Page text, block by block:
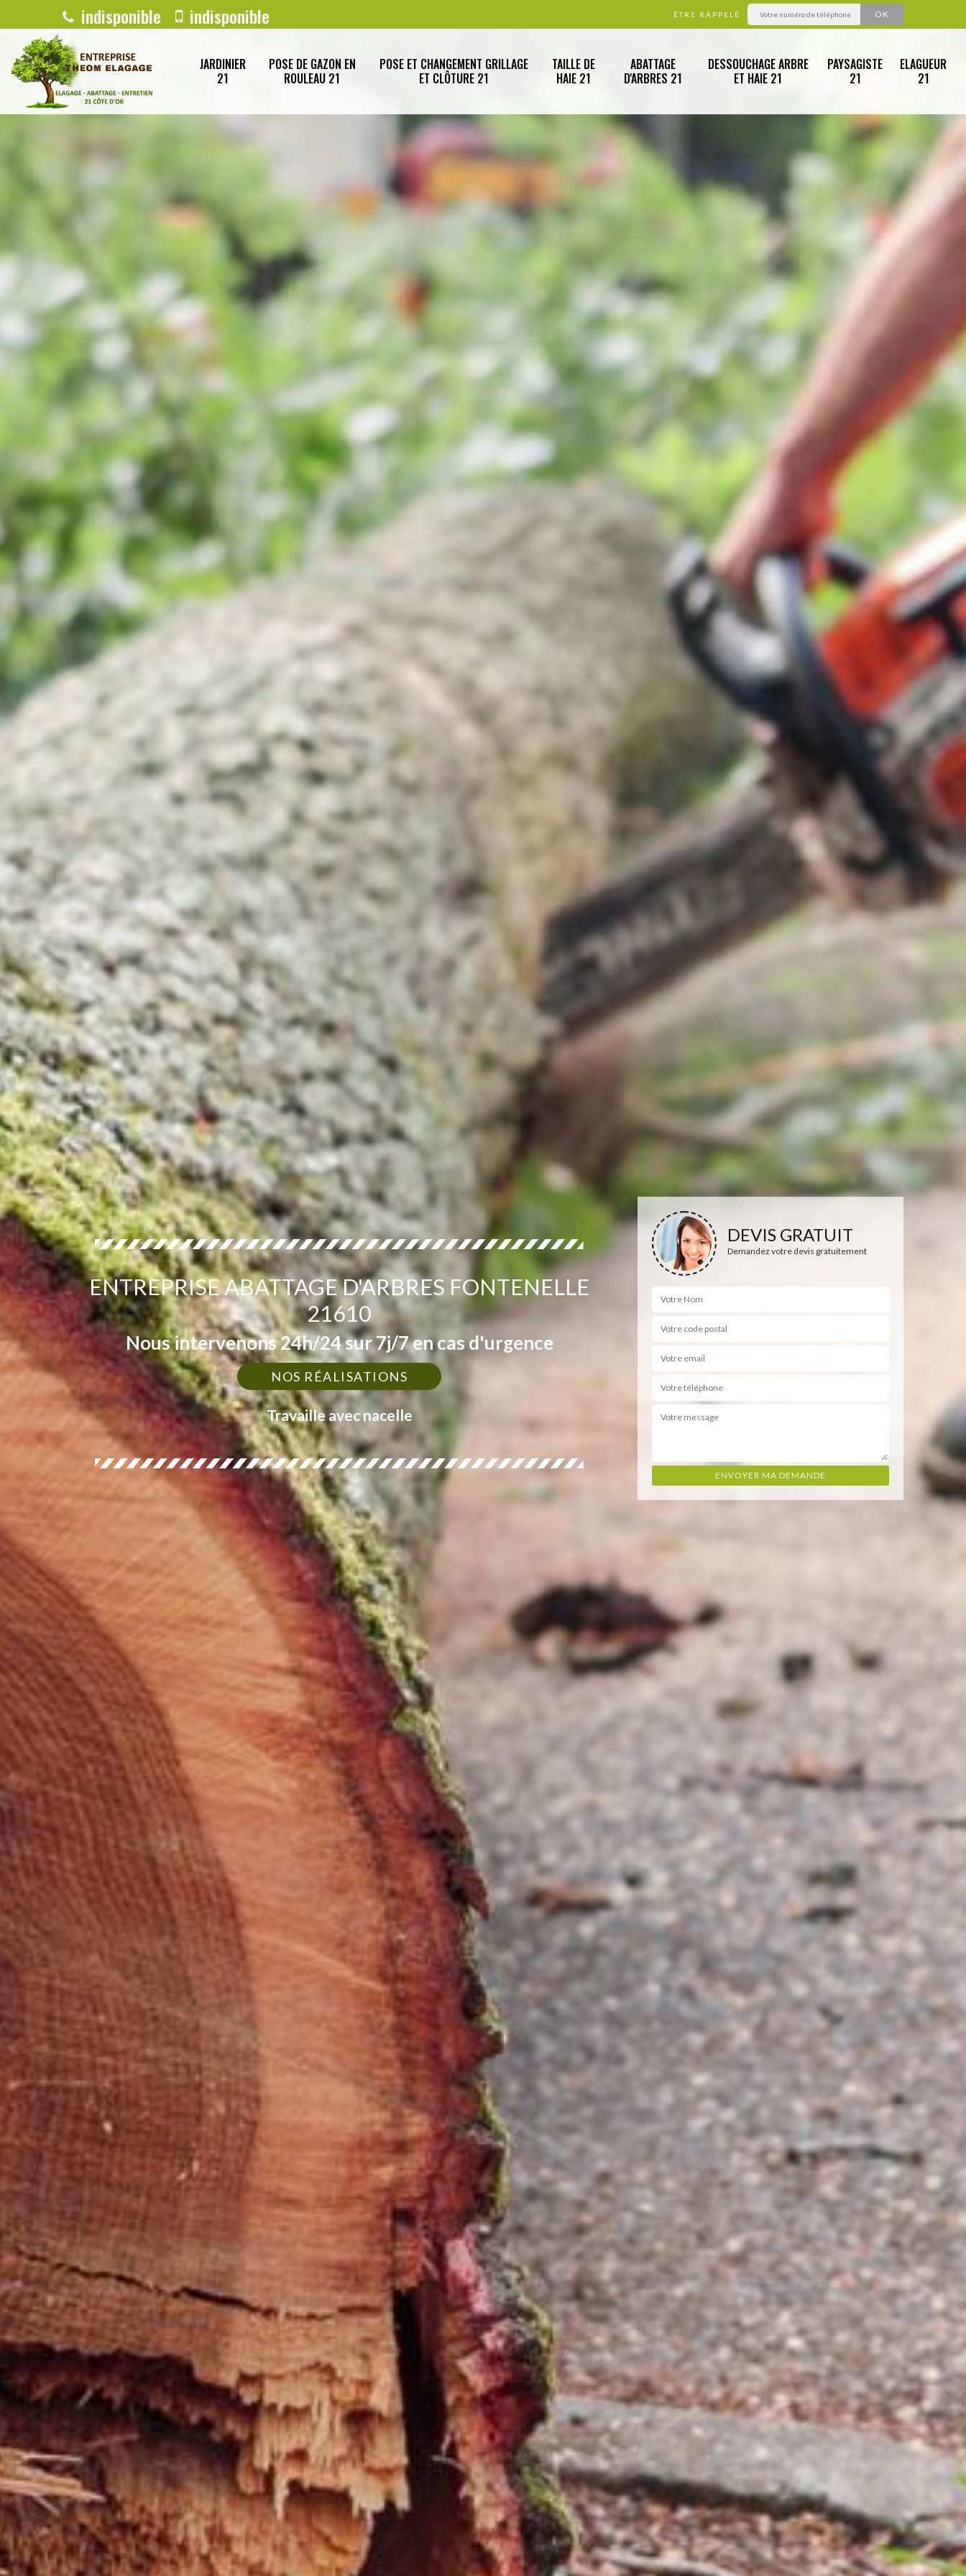
indisponible indisponible ÊTRE RAPPELÉ
JARDINIER
21
POSE DE GAZON EN
ROULEAU 21
POSE ET CHANGEMENT GRILLAGE
ET CLÔTURE 21
TAILLE DE
HAIE 21
ABATTAGE
D'ARBRES 21
DESSOUCHAGE ARBRE
ET HAIE 21
PAYSAGISTE
21
ELAGUEUR
21
ENTREPRISE ABATTAGE D'ARBRES FONTENELLE
21610
Nous intervenons 24h/24 sur 7j/7 en cas d'urgence
NOS RÉALISATIONS
Travaille avec nacelle
DEVIS GRATUIT
Demandez votre devis gratuitement